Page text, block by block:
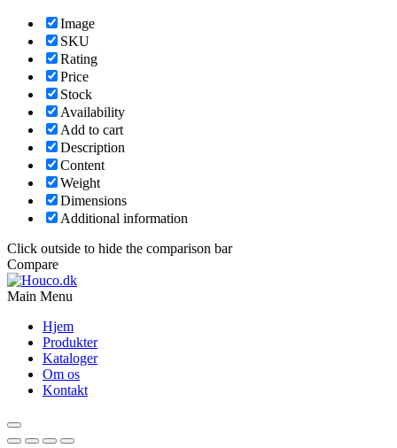
Image
SKU
Rating
Price
Stock
Availability
Add to cart
Description
Content
Weight
Dimensions
Additional information
Click outside to hide the comparison bar
Compare
Main Menu
Hjem
Produkter
Kataloger
Om os
Kontakt